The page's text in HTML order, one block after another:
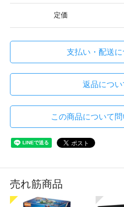
定価
支払い・配送に
返品につい
この商品について
売れ筋商品